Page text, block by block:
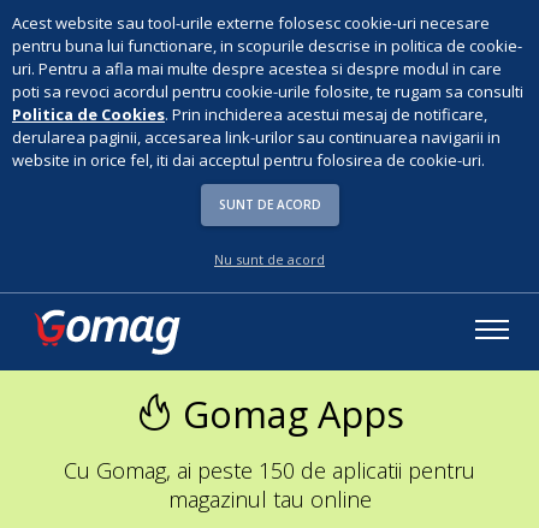
Acest website sau tool-urile externe folosesc cookie-uri necesare
pentru buna lui functionare, in scopurile descrise in politica de cookie-
uri. Pentru a afla mai multe despre acestea si despre modul in care
poti sa revoci acordul pentru cookie-urile folosite, te rugam sa consulti
Politica de Cookies. Prin inchiderea acestui mesaj de notificare,
derularea paginii, accesarea link-urilor sau continuarea navigarii in
website in orice fel, iti dai acceptul pentru folosirea de cookie-uri.
SUNT DE ACORD
Nu sunt de acord
Gomag Apps
Cu Gomag, ai peste 150 de aplicatii pentru
magazinul tau online